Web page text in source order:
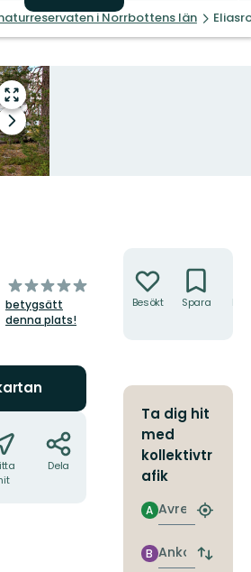
i Norrbottens län
Gå
till
helskärmsläge
Nästa
bildspel
av
5
stjärnor
betygsätt
denna plats!
Dela
Besökt Spara
Ta dig hit
med
kollektivtr
afik
Avresa
A
Hitta
Ankomst
B
Byt